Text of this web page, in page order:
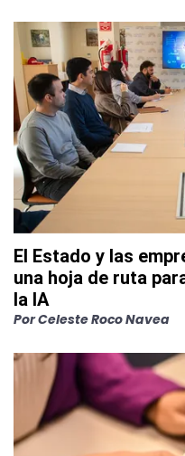
El Estado y las
una hoja de ruta
la IA
PorCeleste Roco Navea